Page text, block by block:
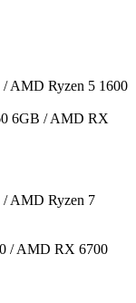
AMD Ryzen 5 1600
6GB / AMD RX
/ AMD Ryzen 7
/ AMD RX 6700